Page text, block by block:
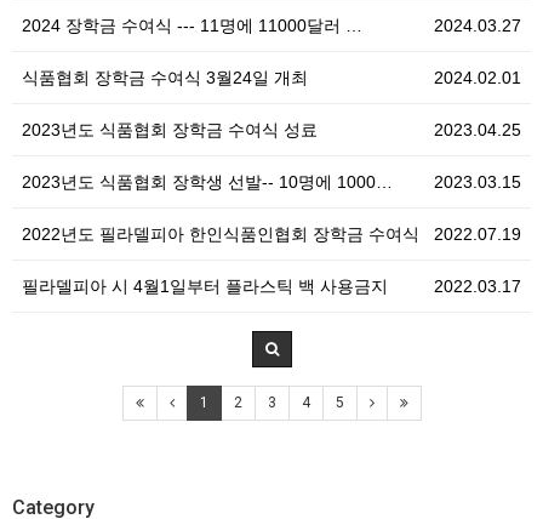
2024.03.27
2024 장학금 수여식 --- 11명에 11000달러 …
2024.02.01
식품협회 장학금 수여식 3월24일 개최
2023.04.25
2023년도 식품협회 장학금 수여식 성료
2023.03.15
2023년도 식품협회 장학생 선발-- 10명에 1000…
2022.07.19
2022년도 필라델피아 한인식품인협회 장학금 수여식
2022.03.17
필라델피아 시 4월1일부터 플라스틱 백 사용금지
1 2 3 4 5
Category